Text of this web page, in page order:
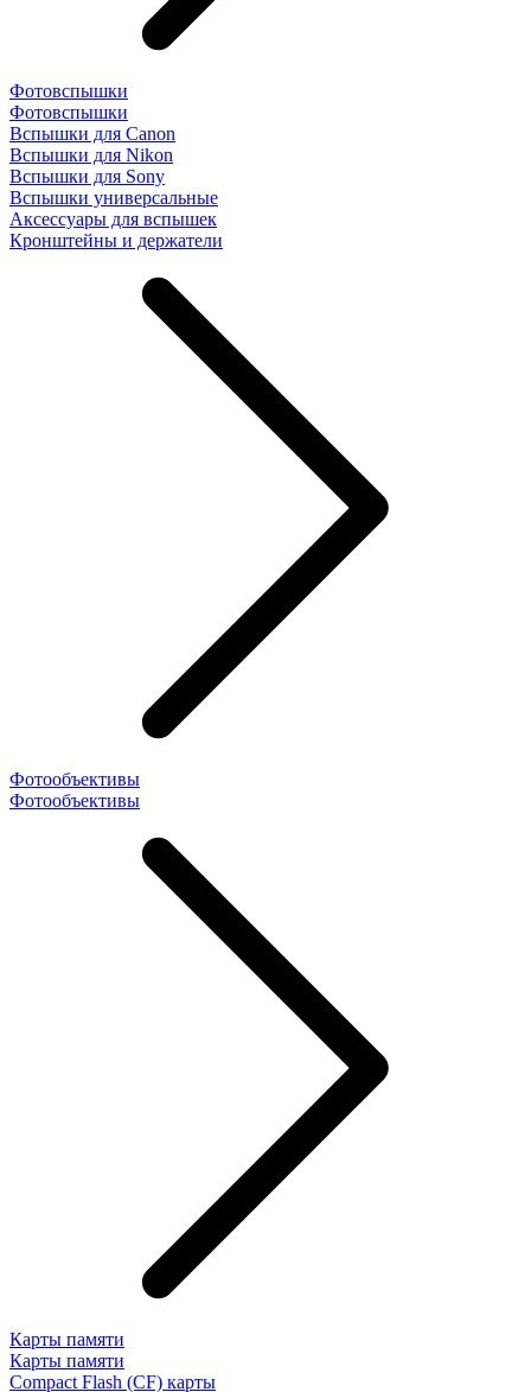
Фотовспышки
Фотовспышки
Вспышки для Canon
Вспышки для Nikon
Вспышки для Sony
Вспышки универсальные
Аксесcуары для вспышек
Кронштейны и держатели
Фотообъективы
Фотообъективы
Карты памяти
Карты памяти
Compact Flash (CF) карты